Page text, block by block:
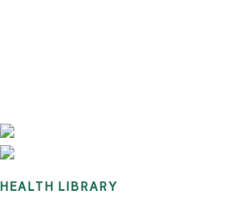
HEALTH LIBRARY